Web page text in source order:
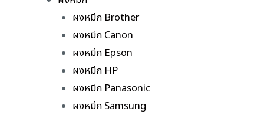
ผงหมึก Brother
ผงหมึก Canon
ผงหมึก Epson
ผงหมึก HP
ผงหมึก Panasonic
ผงหมึก Samsung